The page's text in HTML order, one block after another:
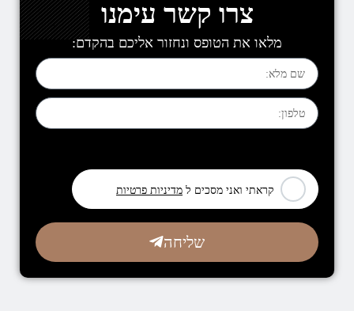
צרו קשר עימנו
מלאו את הטופס ונחזור אליכם בהקדם:
קראתי ואני מסכים ל מדיניות פרטיות
שליחה